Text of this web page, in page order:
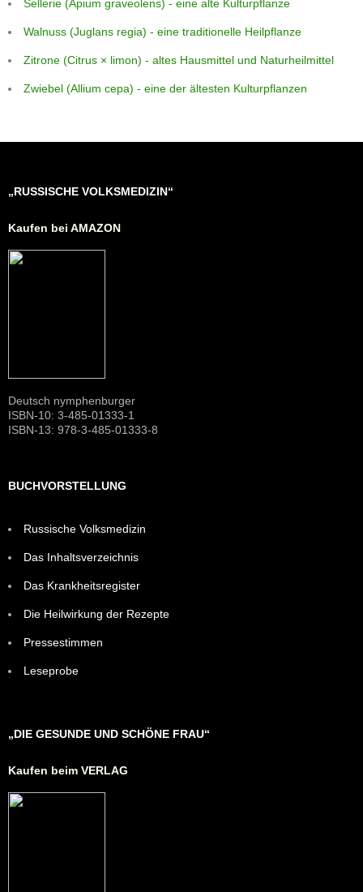
Sellerie (Apium graveolens) - eine alte Kulturpflanze
Walnuss (Juglans regia) - eine traditionelle Heilpflanze
Zitrone (Citrus × limon) - altes Hausmittel und Naturheilmittel
Zwiebel (Allium cepa) - eine der ältesten Kulturpflanzen
„RUSSISCHE VOLKSMEDIZIN“
Kaufen bei AMAZON
Deutsch nymphenburger
ISBN-10: 3-485-01333-1
ISBN-13: 978-3-485-01333-8
BUCHVORSTELLUNG
Russische Volksmedizin
Das Inhaltsverzeichnis
Das Krankheitsregister
Die Heilwirkung der Rezepte
Pressestimmen
Leseprobe
„DIE GESUNDE UND SCHÖNE FRAU“
Kaufen beim VERLAG